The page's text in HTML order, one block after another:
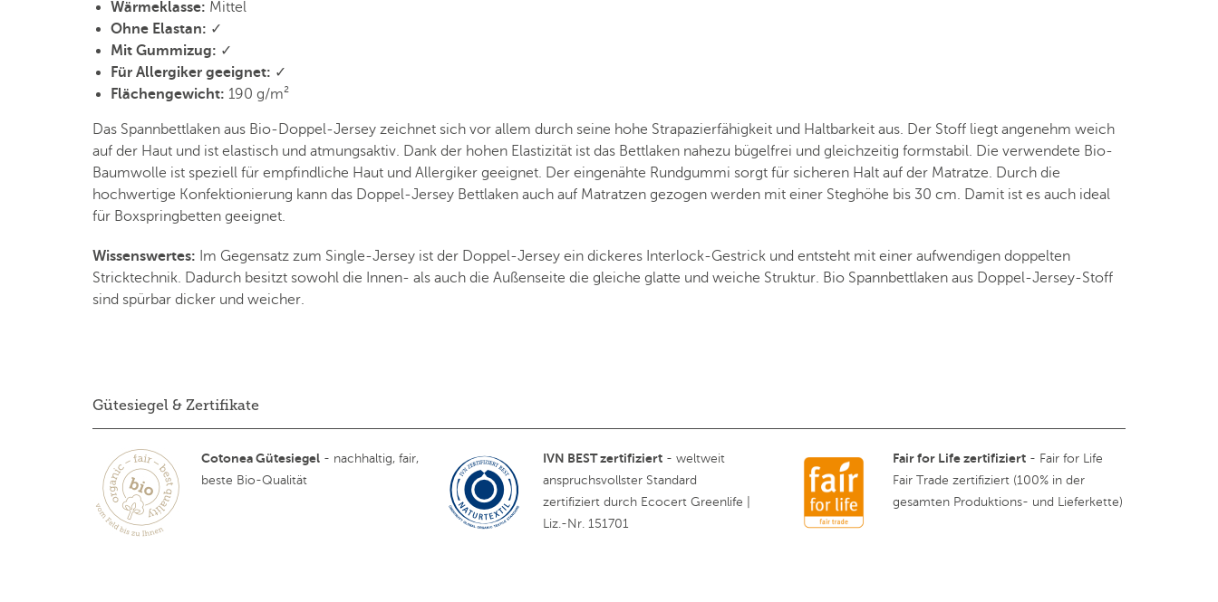
Wärmeklasse: Mittel
Ohne Elastan: ✓
Mit Gummizug: ✓
Für Allergiker geeignet: ✓
Flächengewicht: 190 g/m²
Das Spannbettlaken aus Bio-Doppel-Jersey zeichnet sich vor allem durch seine hohe Strapazierfähigkeit und Haltbarkeit aus. Der Stoff liegt angenehm weich
auf der Haut und ist elastisch und atmungsaktiv. Dank der hohen Elastizität ist das Bettlaken nahezu bügelfrei und gleichzeitig formstabil. Die verwendete Bio-
Baumwolle ist speziell für empfindliche Haut und Allergiker geeignet. Der eingenähte Rundgummi sorgt für sicheren Halt auf der Matratze. Durch die
hochwertige Konfektionierung kann das Doppel-Jersey Bettlaken auch auf Matratzen gezogen werden mit einer Steghöhe bis 30 cm. Damit ist es auch ideal
für Boxspringbetten geeignet.
Wissenswertes: Im Gegensatz zum Single-Jersey ist der Doppel-Jersey ein dickeres Interlock-Gestrick und entsteht mit einer aufwendigen doppelten
Stricktechnik. Dadurch besitzt sowohl die Innen- als auch die Außenseite die gleiche glatte und weiche Struktur. Bio Spannbettlaken aus Doppel-Jersey-Stoff
sind spürbar dicker und weicher.
Gütesiegel & Zertifikate
Cotonea Gütesiegel - nachhaltig, fair,
beste Bio-Qualität
IVN BEST zertifiziert- weltweit
anspruchsvollster Standard
zertifiziert durch Ecocert Greenlife |
Liz.-Nr. 151701
Fair for Life zertifiziert - Fair for Life
Fair Trade zertifiziert (100% in der
gesamten Produktions- und Lieferkette)